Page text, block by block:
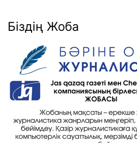
Біздің Жоба